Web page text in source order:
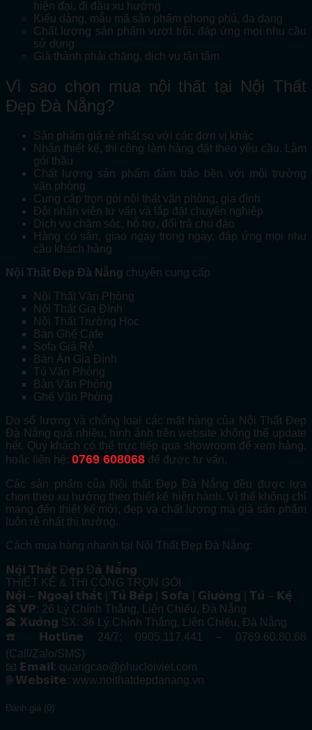
hiện đại, đi đầu xu hướng
Kiểu dáng, mẫu mã sản phẩm phong phú, đa dạng
Chất lượng sản phẩm vượt trội, đáp ứng mọi nhu cầu
sử dụng
Giá thành phải chăng, dịch vụ tận tâm
Vì sao chọn mua nội thất tại Nội Thất
Đẹp Đà Nẵng?
Sản phẩm giá rẻ nhất so với các đơn vị khác
Nhận thiết kế, thi công làm hàng đặt theo yêu cầu. Làm
gói thầu
Chất lượng sản phẩm đảm bảo bền với môi trường
văn phòng
Cung cấp trọn gói nội thất văn phòng, gia đình
Đội nhân viên tư vấn và lắp đặt chuyên nghiệp
Dịch vụ chăm sóc, hỗ trợ, đổi trả chu đáo
Hàng có sẵn, giao ngay trong ngày, đáp ứng mọi nhu
cầu khách hàng
Nội Thất Đẹp Đà Nẵng chuyên cung cấp
Nội Thất Văn Phòng
Nội Thất Gia Đình
Nội Thất Trường Học
Bàn Ghế Cafe
Sofa Giá Rẻ
Bàn Ăn Gia Đình
Tủ Văn Phòng
Bàn Văn Phòng
Ghế Văn Phòng
Do số lượng và chủng loại các mặt hàng của Nội Thất Đẹp
Đà Nẵng quá nhiều, hình ảnh trên website không thể update
hết. Quý khách có thể trực tiếp qua showroom để xem hàng,
hoặc liên hệ: 0769 608068 để được tư vấn.
Các sản phẩm của Nội thất Đẹp Đà Nẵng đều được lựa
chọn theo xu hướng theo thiết kế hiện hành. Vì thế không chỉ
mang đến thiết kế mới, đẹp và chất lượng mà giá sản phẩm
luôn rẻ nhất thị trường.
Cách mua hàng nhanh tại Nội Thất Đẹp Đà Nẵng:
𝗡𝗼̣̂𝗶 𝗧𝗵𝗮̂́𝘁 Đ𝗲̣𝗽 Đ𝗮̀ 𝗡𝗮̆̃𝗻𝗴
THIẾT KẾ & THI CÔNG TRỌN GÓI
𝗡𝗼̣̂𝗶 – 𝗡𝗴𝗼𝗮̣𝗶 𝘁𝗵𝗮̂́𝘁 | 𝗧𝘂̉ 𝗕𝗲̂́𝗽 | 𝗦𝗼𝗳𝗮 | 𝗚𝗶𝘂̛𝗼̛̀𝗻𝗴 | 𝗧𝘂̉ – 𝗞𝗲̣̂
🕋 𝗩𝗣: 26 Lý Chính Thắng, Liên Chiểu, Đà Nẵng
🕋 𝗫𝘂̛𝗼̛̉𝗻𝗴 SX: 36 Lý Chính Thắng, Liên Chiểu, Đà Nẵng
☎️ 𝗛𝗼𝘁𝗹𝗶𝗻𝗲 24/7: 0905.117.441 – 0769.60.80.68
(Call/Zalo/SMS)
📧 𝗘𝗺𝗮𝗶𝗹: quangcao@phucloiviet.com
🌐 𝗪𝗲𝗯𝘀𝗶𝘁𝗲: www.noithatdepdanang.vn
Đánh giá (0)